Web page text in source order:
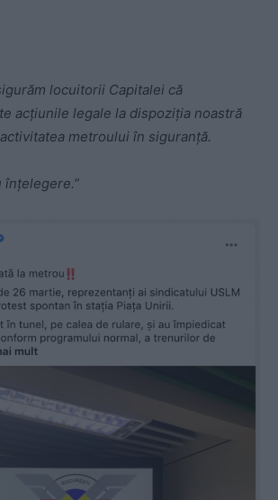
locuitorii Capitalei că
acțiunile legale la dispoziția noastră
metroului în siguranță.